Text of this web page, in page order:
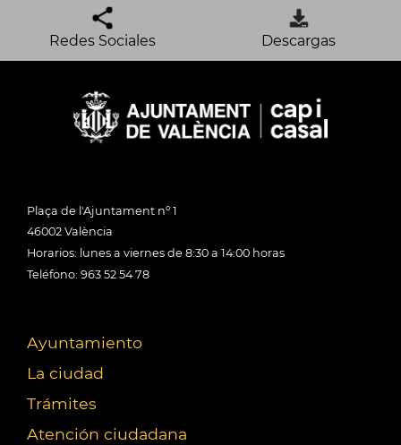
Redes Sociales Descargas
Plaça de l'Ajuntament nº 1
46002 València
Horarios: lunes a viernes de 8:30 a 14:00 horas
Teléfono: 963 52 54 78
Ayuntamiento
La ciudad
Trámites
Atención ciudadana